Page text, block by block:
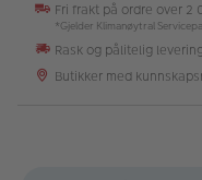
Butikkoversikt
Fri frakt på ordre over 2
*Gjelder Klimanøytral
Rask og pålitelig
Butikker med